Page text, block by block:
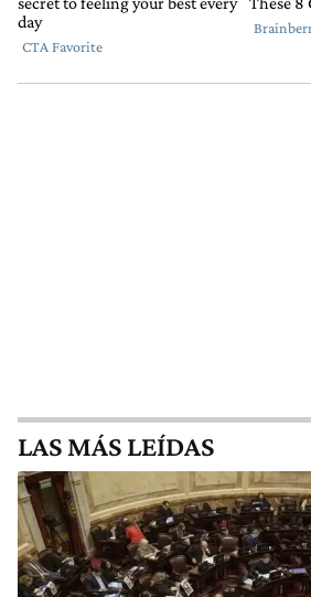
LAS MÁS LEÍDAS